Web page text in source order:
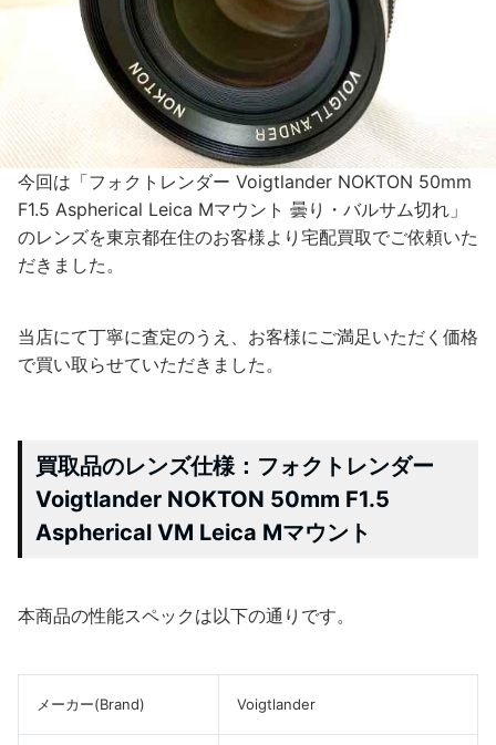
今回は「フォクトレンダー Voigtlander NOKTON 50mm
F1.5 Aspherical Leica Mマウント 曇り・バルサム切れ」
のレンズを東京都在住のお客様より宅配買取でご依頼いた
だきました。
当店にて丁寧に査定のうえ、お客様にご満足いただく価格
で買い取らせていただきました。
買取品のレンズ仕様：フォクトレンダー
Voigtlander NOKTON 50mm F1.5
Aspherical VM Leica Mマウント
本商品の性能スペックは以下の通りです。
メーカー(Brand) Voigtlander